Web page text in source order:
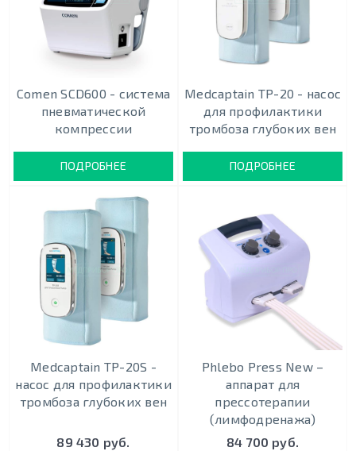
Comen SCD600 - система
пневматической
компрессии
ПОДРОБНЕЕ
Medcaptain TP-20 - насос
для профилактики
тромбоза глубоких вен
ПОДРОБНЕЕ
Medcaptain TP-20S -
насос для профилактики
тромбоза глубоких вен
89 430 руб.
Phlebo Press New –
аппарат для
прессотерапии
(лимфодренажа)
84 700 руб.